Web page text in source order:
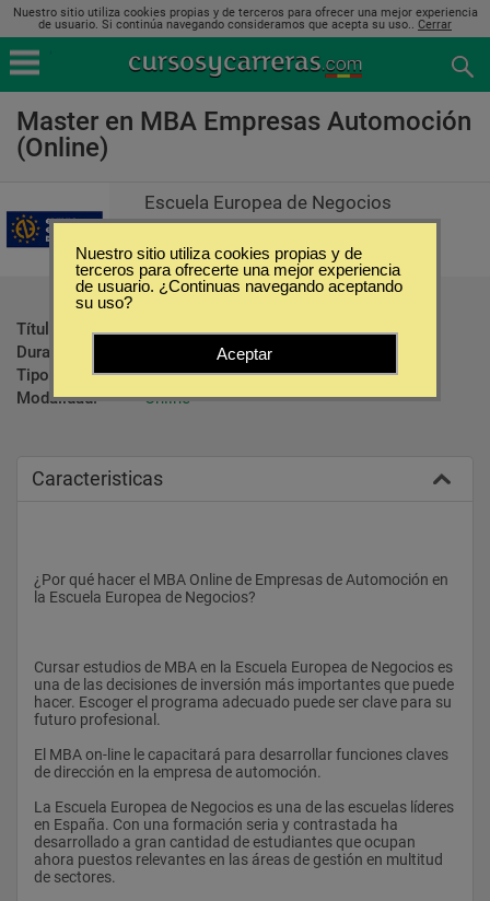
Nuestro sitio utiliza cookies propias y de terceros para ofrecer una mejor experiencia
de usuario. Si continúa navegando consideramos que acepta su uso.. Cerrar
Master en MBA Empresas Automoción
(Online)
Escuela Europea de Negocios
Título ofrecido:
Master en MBA Empresas Automoción
Duración:
500 Horas
Tipo:
Maestrías
Modalidad:
Online
Caracteristicas
¿Por qué hacer el MBA Online de Empresas de Automoción en
la Escuela Europea de Negocios?
Cursar estudios de MBA en la Escuela Europea de Negocios es
una de las decisiones de inversión más importantes que puede
hacer. Escoger el programa adecuado puede ser clave para su
futuro profesional.
El MBA on-line le capacitará para desarrollar funciones claves
de dirección en la empresa de automoción.
La Escuela Europea de Negocios es una de las escuelas líderes
en España. Con una formación seria y contrastada ha
desarrollado a gran cantidad de estudiantes que ocupan
ahora puestos relevantes en las áreas de gestión en multitud
de sectores.
Nuestro sitio utiliza cookies propias y de
terceros para ofrecerte una mejor experiencia
de usuario. ¿Continuas navegando aceptando
su uso?
Aceptar